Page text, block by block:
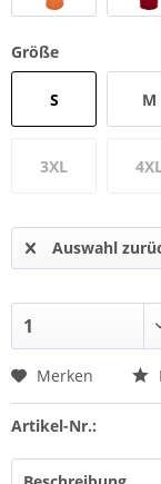
Größe
S M
3XL
Auswahl
Merken
Artikel-Nr.: